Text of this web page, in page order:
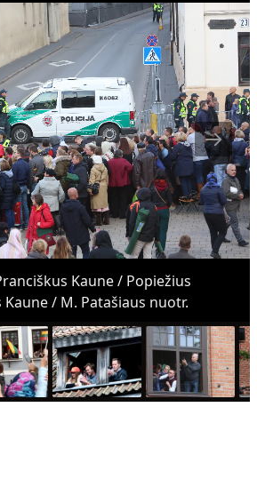
Kaune / Popiežius
Kaune / M. Patašiaus nuotr.